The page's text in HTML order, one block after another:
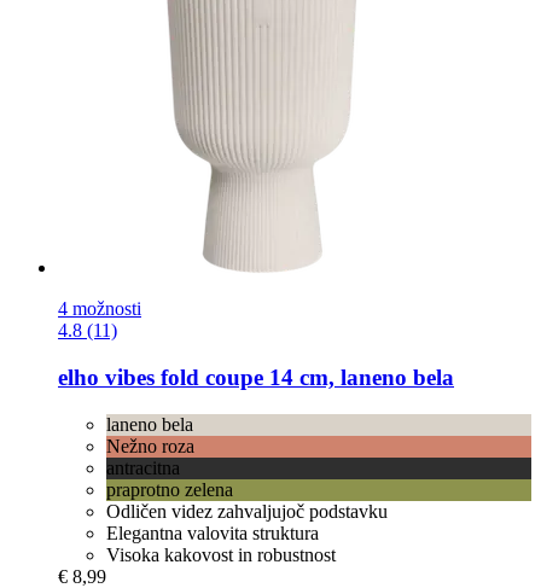
4 možnosti
4.8 (11)
elho vibes fold coupe 14 cm, laneno bela
laneno bela
Nežno roza
antracitna
praprotno zelena
Odličen videz zahvaljujoč podstavku
Elegantna valovita struktura
Visoka kakovost in robustnost
€ 8,99